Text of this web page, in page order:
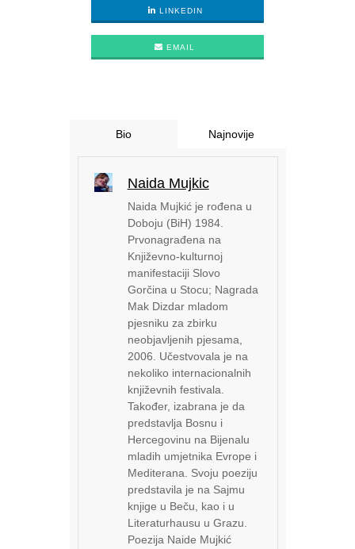
LINKEDIN
EMAIL
Bio Najnovije
Naida Mujkic
Naida Mujkić je rođena u
Doboju (BiH) 1984.
Prvonagrađena na
Književno-kulturnoj
manifestaciji Slovo
Gorčina u Stocu; Nagrada
Mak Dizdar mladom
pjesniku za zbirku
neobjavljenih pjesama,
2006. Učestvovala je na
nekoliko internacionalnih
književnih festivala.
Također, izabrana je da
predstavlja Bosnu i
Hercegovinu na Bijenalu
mladih umjetnika Evrope i
Mediterana. Svoju poeziju
predstavila je na Sajmu
knjige u Beču, kao i u
Literaturhausu u Grazu.
Poezija Naide Mujkić